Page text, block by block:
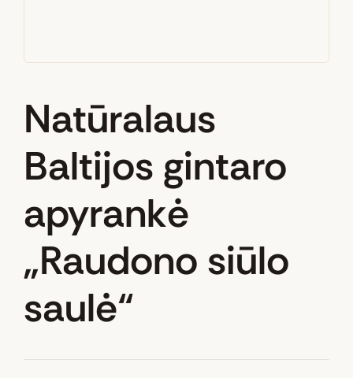
Natūralaus
Baltijos gintaro
apyrankė
„Raudono siūlo
saulė“